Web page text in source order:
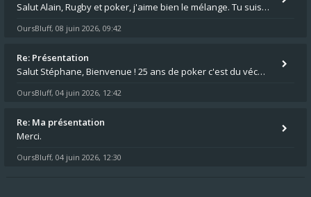
Salut Alain, Rugby et poker, j'aime bien le mélange. Tu suis le rugby du coin ? Moi j'essaie d'aller voir des matchs de
OursBluff, 08 juin 2026, 09:42
Re: Présentation
Salut Stéphane, Bienvenue ! 25 ans de poker c'est du vécu quand même. Moi je suis relativementnouveau (2018) mais j'ai a
OursBluff, 04 juin 2026, 12:42
Re: Ma présentation
Merci.
OursBluff, 04 juin 2026, 12:30